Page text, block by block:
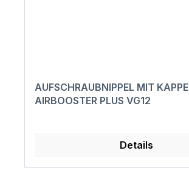
AUFSCHRAUBNIPPEL MIT KAPPE
AIRBOOSTER PLUS VG12
Details